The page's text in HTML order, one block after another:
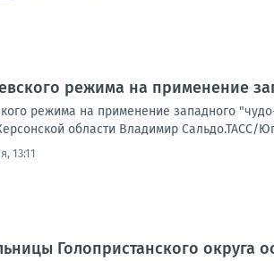
режима на применение
режима на применение западного
области Владимир Сальдо.ТАСС/
13:11
Голопристанского округа